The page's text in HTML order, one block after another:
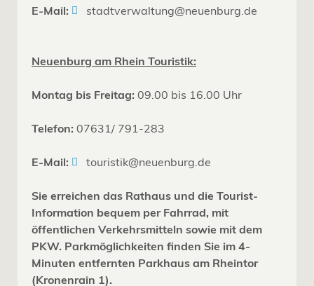
E-Mail: stadtverwaltung@neuenburg.de
Neuenburg am Rhein Touristik:
Montag bis Freitag: 09.00 bis 16.00 Uhr
Telefon: 07631/ 791-283
E-Mail: touristik@neuenburg.de
Sie erreichen das Rathaus und die Tourist-
Information bequem per Fahrrad, mit
öffentlichen Verkehrsmitteln sowie mit dem
PKW. Parkmöglichkeiten finden Sie im 4-
Minuten entfernten Parkhaus am Rheintor
(Kronenrain 1).